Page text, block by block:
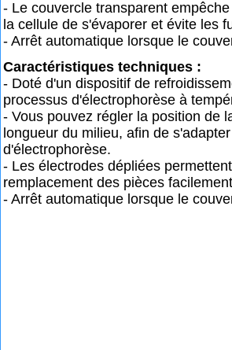
- Le couvercle transparent
la cellule de s'évaporer et évite les
- Arrêt automatique lorsque le
Caractéristiques techniques :
- Doté d'un dispositif de
processus d'électrophorèse à
- Vous pouvez régler la position de
longueur du milieu, afin de
d'électrophorèse.
- Les électrodes dépliées
remplacement des pièces
- Arrêt automatique lorsque le